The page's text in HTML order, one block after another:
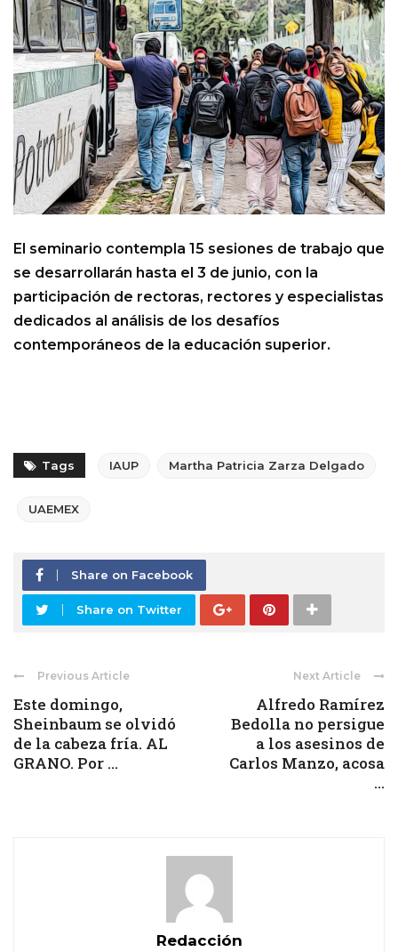
El seminario contempla 15 sesiones de trabajo que
se desarrollarán hasta el 3 de junio, con la
participación de rectoras, rectores y especialistas
dedicados al análisis de los desafíos
contemporáneos de la educación superior.
Tags IAUP Martha Patricia Zarza Delgado
UAEMEX
Share on Facebook
Share on Twitter
Previous Article
Este domingo,
Sheinbaum se olvidó
de la cabeza fría. AL
GRANO. Por ...
Next Article
Alfredo Ramírez
Bedolla no persigue
a los asesinos de
Carlos Manzo, acosa
...
Redacción